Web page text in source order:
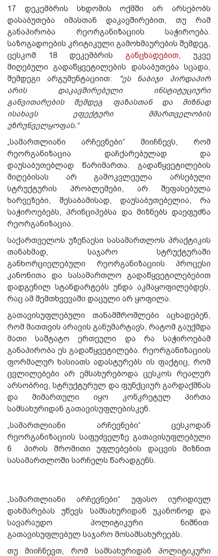
17 დეკემბრის სხდომის ოქმში არ არსებობს
დასაბუთება იმასთან დაკავშირებით, თუ რამ
განაპირობა რეორგანიზაციის საჭიროება.
საზოგადოების კრიტიკული გამოხმაურების შემდეგ,
ცესკომ 18 დეკემბრის განცხადებით, უკვე
მიღებული გადაწყვეტილების დასაბუთება სცადა,
შემდეგი არგუმენტაციით:
"ეს ნაბიჯი პირდაპირ
არის დაკავშირებული ინსტიტუციური
განვითარების შემდეგ ფაზასთან და მიზნად
ისახავს ეფექტური მმართველობის
უზრუნველყოფას.“
„სამართლიანი არჩევნები“ მიიჩნევს, რომ
რეორგანიზაცია დაჩქარებულად და
დაუსაბუთებლად წარიმართა. გადაწყვეტილების
მიღებისას არ გამოკვლეულა არსებული
სტრუქტურის პრობლემები, არ შეფასებულა
ხარვეზები, შესაბამისად, დაუსაბუთებელია, რა
საჭიროებებს, პრინციპებსა და მიზნებს დაეფუძნა
რეორგანიზაცია.
საქართველოს უზენაესი სასამართლოს პრაქტიკის
თანახმად, საჯარო სტრუქტურაში
განხორციელებული რეორგანიზაციის პროცესი
კანონითა და სასამართლო გადაწყვეტილებებით
დადგენილ სტანდარტებს უნდა აკმაყოფილებდეს,
რაც ამ შემთხვევაში დაცული არ ყოფილა.
გათავისუფლებული თანამშრომლები აცხადებენ,
რომ მათთვის არავის განუმარტავს, რატომ გაუქმდა
მათი საშტატო ერთეული და რა საჭიროებამ
განაპირობა ეს გადაწყვეტილება. რეორგანიზაციის
ფორმალურ ხასიათს ადასტურებს ის ფაქტიც, რომ
ცვლილებები არ ემსახურებოდა ცესკოს რეალურ
არსობრივ, სტრუქტურულ და ფუნქციურ გარდაქმნას
და მიმართული იყო კონკრეტულ პირთა
სამსახურიდან გათავისუფლებისკენ.
„სამართლიანი არჩევნები“ ცესკოდან
რეორგანიზაციის საფუძველზე გათავისუფლებული
6 პირის შრომითი უფლებების დაცვის მიზნით
სასამართლოში სარჩელს წარადგენს.
„სამართლიანი არჩევნები“ უფასო იურიდიულ
დახმარებას უწევს სამსახურიდან უკანონოდ და
სავარაუდო პოლიტიკური ნიშნით
გათავისუფლებულ საჯარო მოსამსახურეებს.
თუ მიიჩნევთ, რომ სამსახურიდან პოლიტიკური